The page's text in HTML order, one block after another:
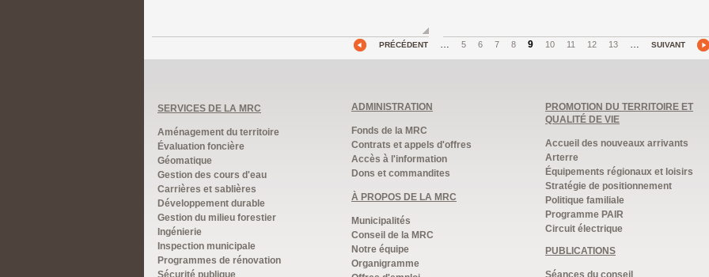
PRÉCÉDENT … 5 6 7 8 9 10 11 12 13 … SUIVANT
SERVICES DE LA MRC
Aménagement du territoire
Évaluation foncière
Géomatique
Gestion des cours d'eau
Carrières et sablières
Développement durable
Gestion du milieu forestier
Ingénierie
Inspection municipale
Programmes de rénovation
Sécurité publique
ADMINISTRATION
Fonds de la MRC
Contrats et appels d'offres
Accès à l'information
Dons et commandites
À PROPOS DE LA MRC
Municipalités
Conseil de la MRC
Notre équipe
Organigramme
PROMOTION DU TERRITOIRE ET
QUALITÉ DE VIE
Accueil des nouveaux arrivants
Arterre
Équipements régionaux et loisirs
Stratégie de positionnement
Politique familiale
Programme PAIR
Circuit électrique
PUBLICATIONS
Séances du conseil